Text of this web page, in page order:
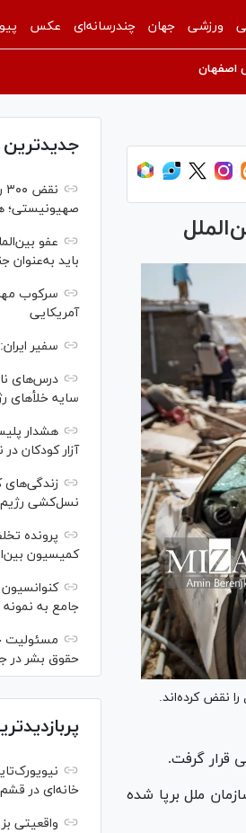
ورزشی جهان چندرسانه‌ای عکس
اصفهان
نقض کرده‌اند.
ملل برپا شده
صهیونیستی؛ هزار و ۲۵۰ نفر به
باید به‌عنوان
سرکوب
آمریکایی
سفیر
درس‌های
سایه خلأ‌های
هشدار
آزار کودکان
زندگی‌های
نسل‌کشی
پرونده
کمیسیون
جامع به
مسئولیت
حقوق بشر در
خانه‌ای در
واقعیتی